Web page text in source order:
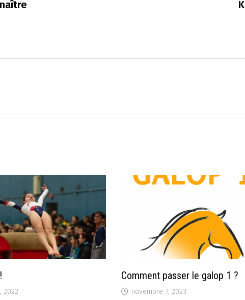
2022
Comment passer le galop 1 ?
novembre 7, 2023